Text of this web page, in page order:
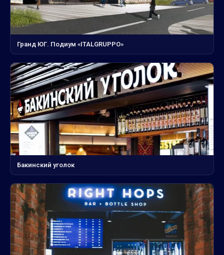
Гранд ЮГ. Подиум «ITALGRUPPO»
Бакинский уголок